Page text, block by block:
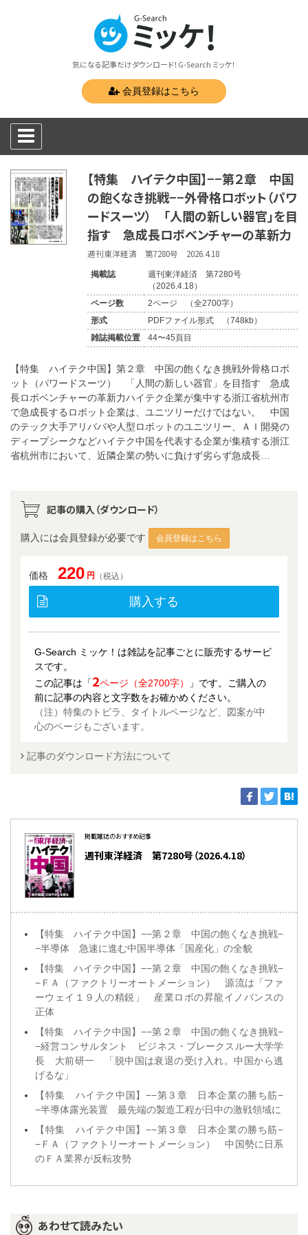
気になる記事だけダウンロード！G-Search ミッケ！
会員登録はこちら
【特集 ハイテク中国】−−第２章 中国
の飽くなき挑戦−−外骨格ロボット（パワ
ードスーツ） 「人間の新しい器官」を目
指す 急成長ロボベンチャーの革新力
週刊東洋経済 第7280号 2026.4.18
掲載誌
週刊東洋経済 第7280号
（2026.4.18）
ページ数
2ページ （全2700字）
形式
PDFファイル形式 （748kb）
雑誌掲載位置
44〜45頁目
【特集 ハイテク中国】第２章 中国の飽くなき挑戦外骨格ロボ
ット（パワードスーツ） 「人間の新しい器官」を目指す 急成
長ロボベンチャーの革新力ハイテク企業が集中する浙江省杭州市
で急成長するロボット企業は、ユニツリーだけではない。 中国
のテック大手アリババや人型ロボットのユニツリー、ＡＩ開発の
ディープシークなどハイテク中国を代表する企業が集積する浙江
省杭州市において、近隣企業の勢いに負けず劣らず急成長…
記事の購入（ダウンロード）
購入には会員登録が必要です 会員登録はこちら
価格 220 円 （税込）
購入する
G-Search ミッケ！は雑誌を記事ごとに販売するサービ
スです。
この記事は「2ページ（全2700字）
」です。ご購入の
前に記事の内容と文字数をお確かめください。
（注）特集のトビラ、タイトルページなど、図案が中
心のページもございます。
記事のダウンロード方法について
掲載雑誌のおすすめ記事
週刊東洋経済 第7280号（2026.4.18）
【特集 ハイテク中国】−−第２章 中国の飽くなき挑戦−
−半導体 急速に進む中国半導体「国産化」の全貌
【特集 ハイテク中国】−−第２章 中国の飽くなき挑戦−
−ＦＡ（ファクトリーオートメーション） 源流は「ファ
ーウェイ１９人の精鋭」 産業ロボの昇龍イノバンスの
正体
【特集 ハイテク中国】−−第２章 中国の飽くなき挑戦−
−経営コンサルタント ビジネス・ブレークスルー大学学
長 大前研一 「脱中国は衰退の受け入れ。中国から逃
げるな」
【特集 ハイテク中国】−−第３章 日本企業の勝ち筋−
−半導体露光装置 最先端の製造工程が日中の激戦領域に
【特集 ハイテク中国】−−第３章 日本企業の勝ち筋−
−ＦＡ（ファクトリーオートメーション） 中国勢に日系
のＦＡ業界が反転攻勢
あわせて読みたい